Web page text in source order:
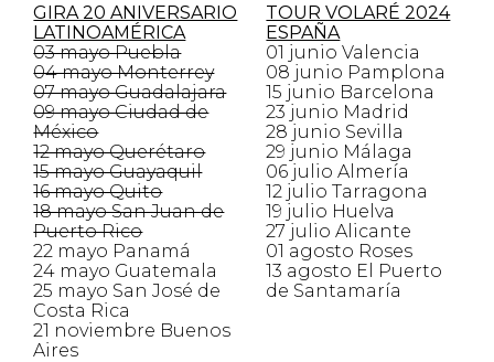
GIRA 20 ANIVERSARIO
LATINOAMÉRICA
03 mayo Puebla
04 mayo Monterrey
07 mayo Guadalajara
09 mayo Ciudad de
México
12 mayo Querétaro
15 mayo Guayaquil
16 mayo Quito
18 mayo San Juan de
Puerto Rico
22 mayo Panamá
24 mayo Guatemala
25 mayo San José de
Costa Rica
21 noviembre Buenos
Aires
TOUR VOLARÉ 2024
ESPAÑA
01 junio Valencia
08 junio Pamplona
15 junio Barcelona
23 junio Madrid
28 junio Sevilla
29 junio Málaga
06 julio Almería
12 julio Tarragona
19 julio Huelva
27 julio Alicante
01 agosto Roses
13 agosto El Puerto
de Santamaría